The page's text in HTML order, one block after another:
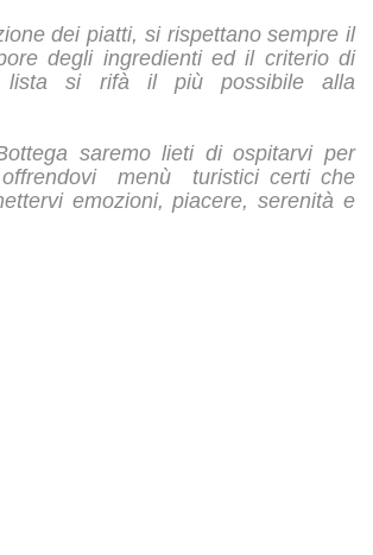
dei piatti, si rispettano sempre il
degli ingredienti ed il criterio di
lista si rifà il più possibile alla
saremo lieti di ospitarvi per
menù turistici certi che
emozioni, piacere, serenità e